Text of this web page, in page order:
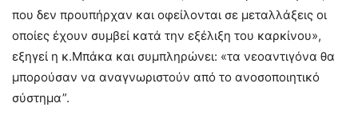
που δεν προυπήρχαν και οφείλονται σε μεταλλάξεις οι
οποίες έχουν συμβεί κατά την εξέλιξη του καρκίνου»,
εξηγεί η κ.Μπάκα και συμπληρώνει: «τα νεοαντιγόνα θα
μπορούσαν να αναγνωριστούν από το ανοσοποιητικό
σύστημα”.